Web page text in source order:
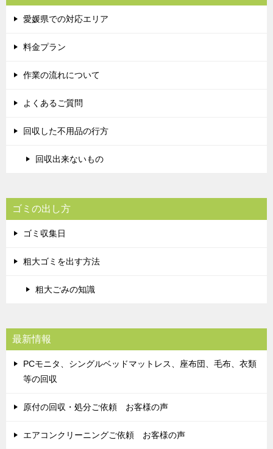
愛媛県での対応エリア
料金プラン
作業の流れについて
よくあるご質問
回収した不用品の行方
回収出来ないもの
ゴミの出し方
ゴミ収集日
粗大ゴミを出す方法
粗大ごみの知識
最新情報
PCモニタ、シングルベッドマットレス、座布団、毛布、衣類
等の回収
原付の回収・処分ご依頼 お客様の声
エアコンクリーニングご依頼 お客様の声